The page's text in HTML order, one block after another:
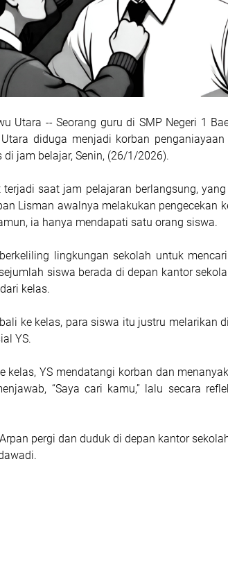
Utara -- Seorang guru di SMP Negeri 1
diduga menjadi korban
di jam belajar, Senin, (26/1/2026).
terjadi saat jam pelajaran berlangsung,
Lisman awalnya melakukan pengecekan
ia hanya mendapati satu orang siswa.
lingkungan sekolah untuk
siswa berada di depan kantor
kelas.
ke kelas, para siswa itu justru melarikan
YS.
kelas, YS mendatangi korban dan
“Saya cari kamu,” lalu secara
pergi dan duduk di depan kantor